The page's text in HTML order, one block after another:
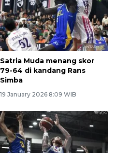
Satria Muda menang skor
79-64 di kandang Rans
Simba
19 January 2026 8:09 WIB